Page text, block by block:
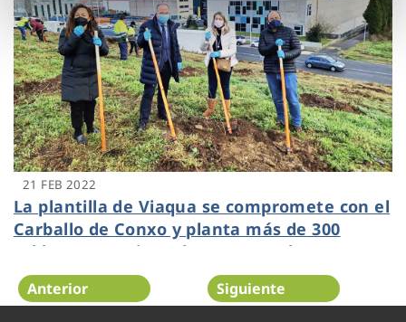
21 FEB 2022
La plantilla de Viaqua se compromete con el
Carballo de Conxo y planta más de 300
robles en Santiago de Compostela
Anterior Siguiente